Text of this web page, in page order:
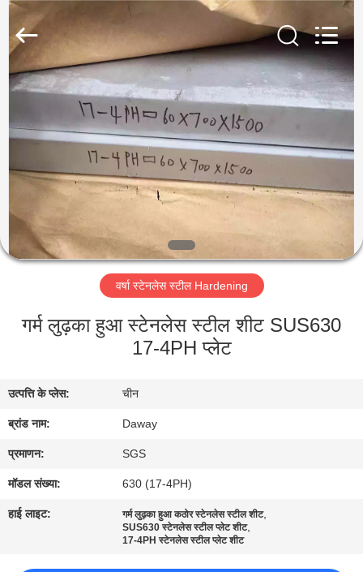
घर
उत्पादों
वीडियो
हमारे
बारे
गुणवत्ता
नियंत्रण
संपर्क
Guanglu
Special
Co.,
Ltd.
Reserved.
वर्षा स्टेनलेस स्टील Hardening
गर्म लुढ़का हुआ स्टेनलेस स्टील शीट SUS630
17-4PH प्लेट
उत्पत्ति के प्लेस: चीन
ब्रांड नाम: Daway
प्रमाणन: SGS
मॉडल संख्या: 630 (17-4PH)
हाई लाइट: गर्म लुढ़का हुआ कठोर स्टेनलेस स्टील शीट,
SUS630 स्टेनलेस स्टील प्लेट शीट,
17-4PH स्टेनलेस स्टील प्लेट शीट